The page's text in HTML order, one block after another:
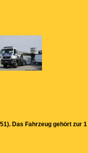
Das Fahrzeug gehört zur